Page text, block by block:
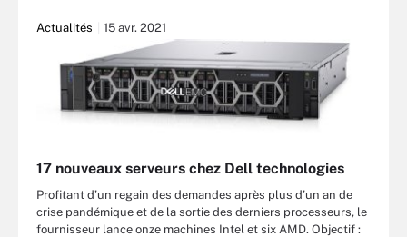
Actualités 15 avr. 2021
17 nouveaux serveurs chez Dell technologies
Profitant d’un regain des demandes après plus d’un an de
crise pandémique et de la sortie des derniers processeurs, le
fournisseur lance onze machines Intel et six AMD. Objectif :